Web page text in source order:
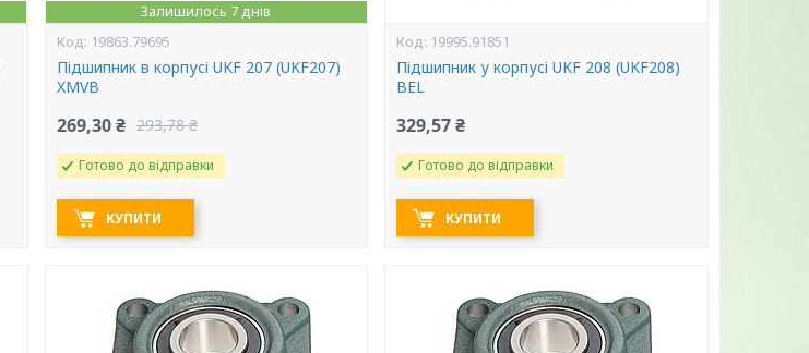
Залишилось 7 днів
19863.79695
Підшипник в корпусі UKF 207 (UKF207)
XMVB
269,30 ₴ 293,78 ₴
Готово до відправки
КУПИТИ
19995.91851
Підшипник у корпусі UKF 208 (UKF208)
BEL
329,57 ₴
Готово до відправки
КУПИТИ